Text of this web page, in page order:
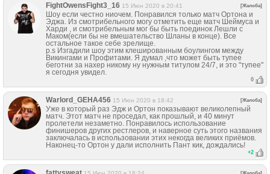
FightOwensFight3_16 15 Июн 2020 в 20:41 [Жалоба]
Шоу если честно ниочем. Понравился только матч Ортона и
Эджа. Из смотрибельного могу отметить еще матч Шеймуса и
Харди , и смотрибельным мог бы быть поединок Лешли с
Маком(если бы не вмешательство Шланы в конце). Все
остальное такое себе зрелище.
p.s Изгадили шоу этим клешированным боулингом между
Викингами и Профитами. Я думал ,что может быть тупее
беготни за нахер никому ну нужным титулом 24/7, и это "тупее"
я сегодня увидел.
0
Warlord_GEHA456 15 Июн 2020 в 18:42 [Жалоба]
Уже в который раз Эдж и Ортон показывают великолепный
матч. Этот матч не проседал, как прошлый, и 40 минут
пролетели незаметно. Понравилось использование
финишеров других рестлеров, и наверное суть этого названия
заключалась в использовании этих некогда великих приёмов.
Наконец-то Ортон у дали исполнить Пант кик, дождались!
+2
[Жалоба]